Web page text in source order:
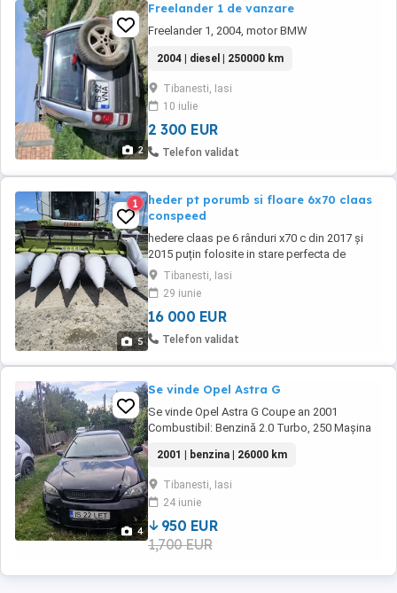
2
Freelander 1 de vanzare
Freelander 1, 2004, motor BMW
2004 | diesel | 250000 km
Tibanesti, Iasi
10 iulie
2 300 EUR
Telefon validat
5
1
heder pt porumb si floare 6x70 claas
conspeed
hedere claas pe 6 rânduri x70 c din 2017 și
2015 puțin folosite in stare perfecta de
funcționare. avem la ele și cuțitele pt floare cu
toate accesoriile. pentru mai multe detalii va
rog sa sunați la Nr de tel
Tibanesti, Iasi
29 iunie
16 000 EUR
Telefon validat
4
Se vinde Opel Astra G
Se vinde Opel Astra G Coupe an 2001
Combustibil: Benzină 2.0 Turbo, 250 Mașina
defecte estetice Preț: 950 de euro preț fix,
primul venit, primul servit... Mașina merge
perfect Mai multe detalii la telefon:
2001 | benzina | 26000 km
Tibanesti, Iasi
24 iunie
950 EUR
1,700 EUR